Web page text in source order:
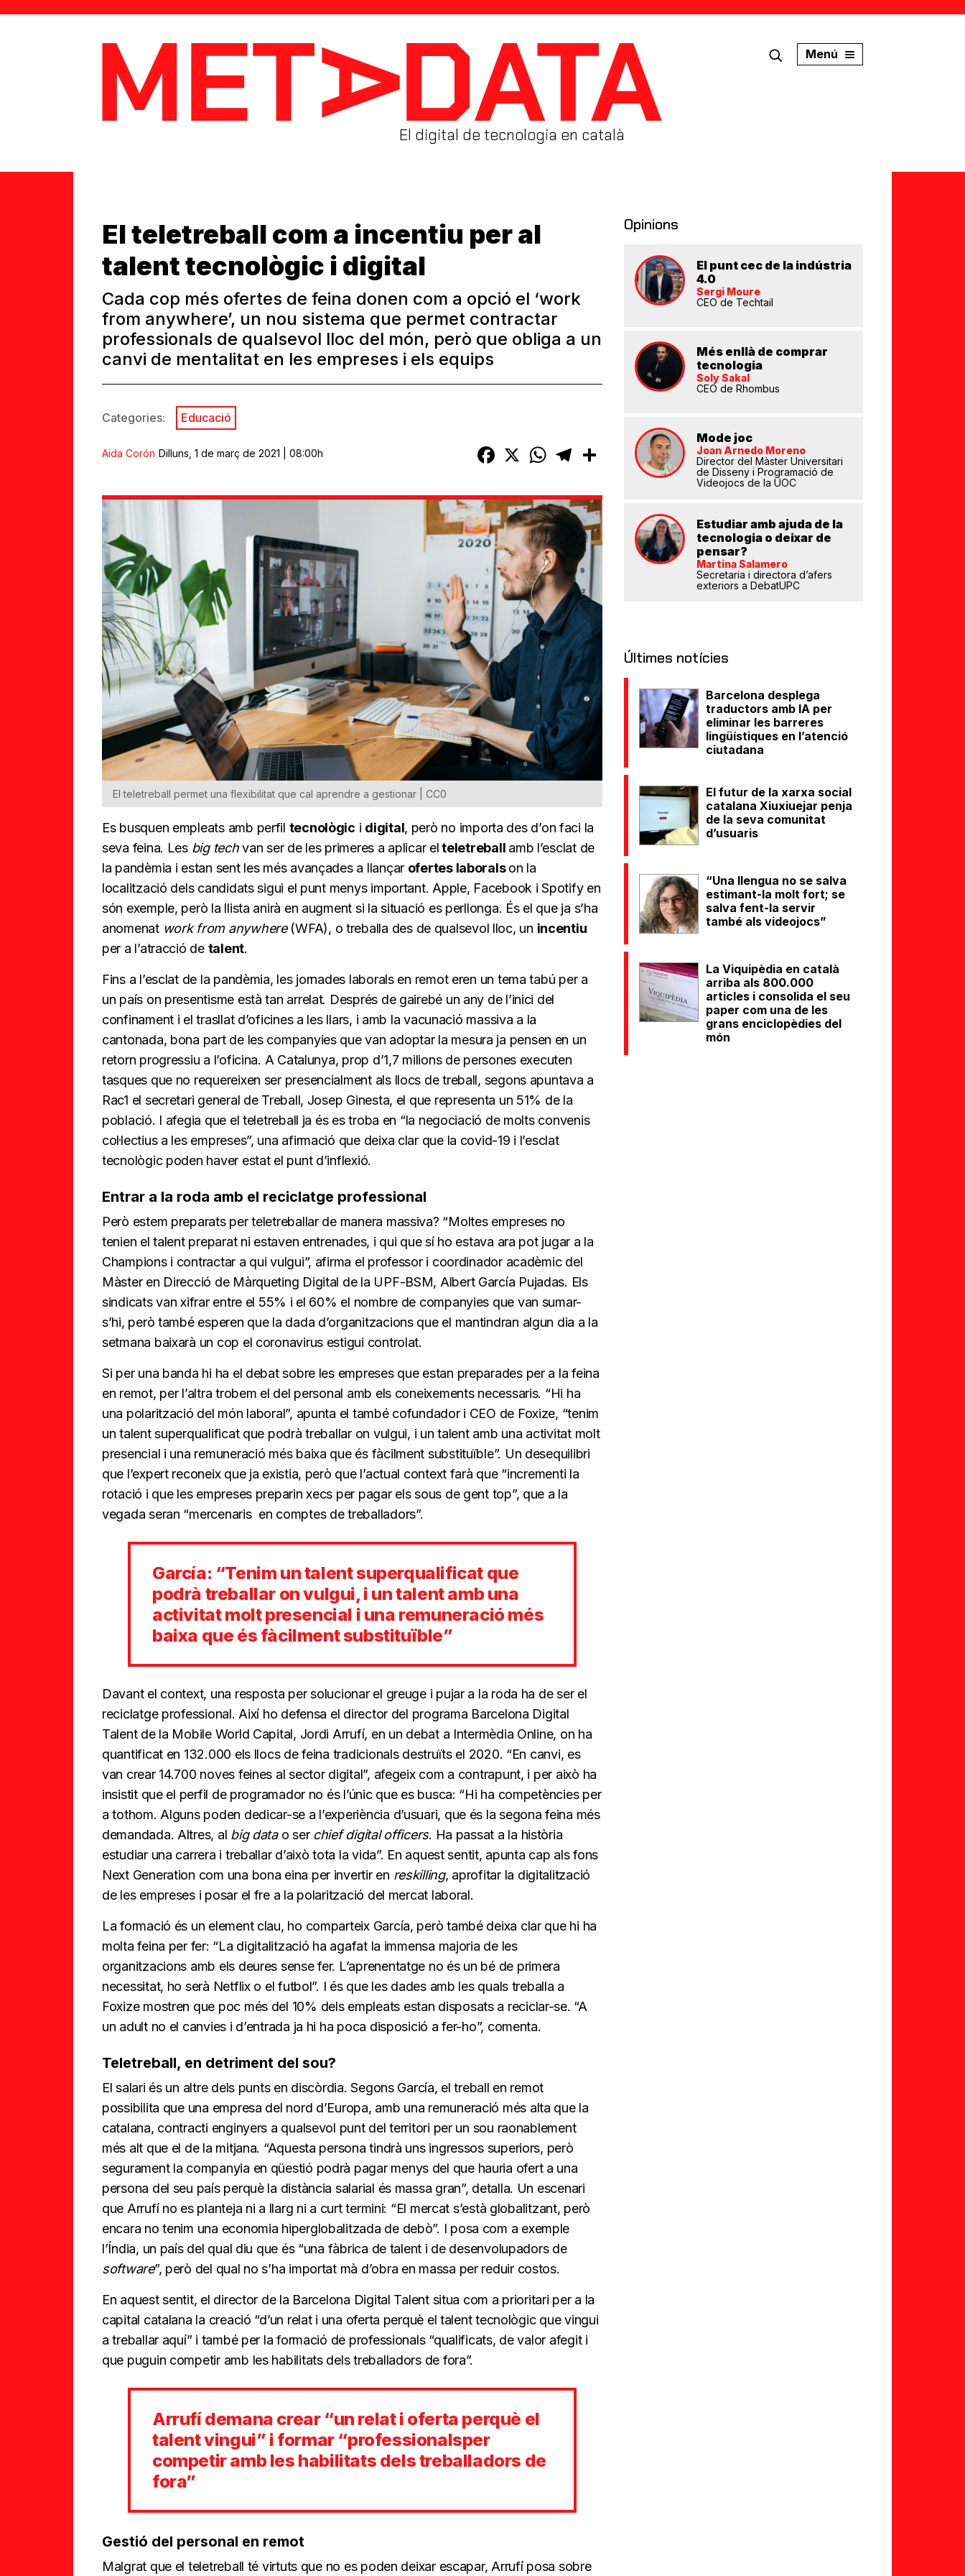
MetaData
El digital de tecnologia en català
Menú
El teletreball com a incentiu per al
talent tecnològic i digital
Cada cop més ofertes de feina donen com a opció el ‘work
from anywhere’, un nou sistema que permet contractar
professionals de qualsevol lloc del món, però que obliga a un
canvi de mentalitat en les empreses i els equips
Categories: Educació
Aida Corón Dilluns, 1 de març de 2021 | 08:00h Facebook
X WhatsAppTelegramComparteix
El teletreball permet una flexibilitat que cal aprendre a gestionar | CC0
Es busquen empleats amb perfil tecnològic i digital, però no importa des d’on faci la
seva feina. Les big techvan ser de les primeres a aplicar elteletreball amb l’esclat de
la pandèmia i estan sent les més avançades a llançar ofertes laboralson la
localització dels candidats sigui el punt menys important. Apple, Facebook i Spotify en
són exemple, però la llista anirà en augment si la situació es perllonga. És el que ja s’ha
anomenat work from anywhere(WFA), o treballa des de qualsevol lloc, un incentiu
per a l’atracció de talent.
Fins a l’esclat de la pandèmia, les jornades laborals en remot eren un tema tabú per a
un país on presentisme està tan arrelat. Després de gairebé un any de l’inici del
confinament i el trasllat d’oficines a les llars, i amb la vacunació massiva a la
cantonada, bona part de les companyies que van adoptar la mesura ja pensen en un
retorn progressiu a l’oficina. A Catalunya, prop d’1,7 milions de persones executen
tasques que no requereixen ser presencialment als llocs de treball, segons apuntava a
Rac1 el secretari general de Treball, Josep Ginesta, el que representa un 51% de la
població. I afegia que el teletreball ja és es troba en “la negociació de molts convenis
col·lectius a les empreses”, una afirmació que deixa clar que la covid-19 i l’esclat
tecnològic poden haver estat el punt d’inflexió.
Entrar a la roda amb el reciclatge professional
Però estem preparats per teletreballar de manera massiva? “Moltes empreses no
tenien el talent preparat ni estaven entrenades, i qui que sí ho estava ara pot jugar a la
Champions i contractar a qui vulgui”, afirma el professor i coordinador acadèmic del
Màster en Direcció de Màrqueting Digital de la UPF-BSM, Albert García Pujadas. Els
sindicats van xifrar entre el 55% i el 60% el nombre de companyies que van sumar-
s’hi, però també esperen que la dada d’organitzacions que el mantindran algun dia a la
setmana baixarà un cop el coronavirus estigui controlat.
Si per una banda hi ha el debat sobre les empreses que estan preparades per a la feina
en remot, per l’altra trobem el del personal amb els coneixements necessaris. “Hi ha
una polarització del món laboral”, apunta el també cofundador i CEO de Foxize, “tenim
un talent superqualificat que podrà treballar on vulgui, i un talent amb una activitat molt
presencial i una remuneració més baixa que és fàcilment substituïble”. Un desequilibri
que l’expert reconeix que ja existia, però que l’actual context farà que “incrementi la
rotació i que les empreses preparin xecs per pagar els sous de gent top”, que a la
vegada seran “mercenaris en comptes de treballadors”.
García: “Tenim un talent superqualificat que
podrà treballar on vulgui, i un talent amb una
activitat molt presencial i una remuneració més
baixa que és fàcilment substituïble”
Davant el context, una resposta per solucionar el greuge i pujar a la roda ha de ser el
reciclatge professional. Així ho defensa el director del programa Barcelona Digital
Talent de la Mobile World Capital, Jordi Arrufí, en un debat a Intermèdia Online, on ha
quantificat en 132.000 els llocs de feina tradicionals destruïts el 2020. “En canvi, es
van crear 14.700 noves feines al sector digital”, afegeix com a contrapunt, i per això ha
insistit que el perfil de programador no és l’únic que es busca: “Hi ha competències per
a tothom. Alguns poden dedicar-se a l’experiència d’usuari, que és la segona feina més
demandada. Altres, al big datao ser chief digital officers. Ha passat a la història
estudiar una carrera i treballar d’això tota la vida”. En aquest sentit, apunta cap als fons
Next Generation com una bona eina per invertir en reskilling, aprofitar la digitalització
de les empreses i posar el fre a la polarització del mercat laboral.
La formació és un element clau, ho comparteix García, però també deixa clar que hi ha
molta feina per fer: “La digitalització ha agafat la immensa majoria de les
organitzacions amb els deures sense fer. L’aprenentatge no és un bé de primera
necessitat, ho serà Netflix o el futbol”. I és que les dades amb les quals treballa a
Foxize mostren que poc més del 10% dels empleats estan disposats a reciclar-se. “A
un adult no el canvies i d’entrada ja hi ha poca disposició a fer-ho”, comenta.
Teletreball, en detriment del sou?
El salari és un altre dels punts en discòrdia. Segons García, el treball en remot
possibilita que una empresa del nord d’Europa, amb una remuneració més alta que la
catalana, contracti enginyers a qualsevol punt del territori per un sou raonablement
més alt que el de la mitjana. “Aquesta persona tindrà uns ingressos superiors, però
segurament la companyia en qüestió podrà pagar menys del que hauria ofert a una
persona del seu país perquè la distància salarial és massa gran”, detalla. Un escenari
que Arrufí no es planteja ni a llarg ni a curt termini: “El mercat s’està globalitzant, però
encara no tenim una economia hiperglobalitzada de debò”. I posa com a exemple
l’Índia, un país del qual diu que és “una fàbrica de talent i de desenvolupadors de
software”, però del qual no s’ha importat mà d’obra en massa per reduir costos.
En aquest sentit, el director de la Barcelona Digital Talent situa com a prioritari per a la
capital catalana la creació “d’un relat i una oferta perquè el talent tecnològic que vingui
a treballar aquí” i també per la formació de professionals “qualificats, de valor afegit i
que puguin competir amb les habilitats dels treballadors de fora”.
Arrufí demana crear “un relat i oferta perquè el
talent vingui” i formar “professionalsper
competir amb les habilitats dels treballadors de
fora”
Gestió del personal en remot
Malgrat que el teletreball té virtuts que no es poden deixar escapar, Arrufí posa sobre
Opinions
El punt cec de la indústria
4.0
Sergi Moure
CEO de Techtail
Més enllà de comprar
tecnologia
Soly Sakal
CEO de Rhombus
Mode joc
Joan Arnedo Moreno
Director del Màster Universitari
de Disseny i Programació de
Videojocs de la UOC
Estudiar amb ajuda de la
tecnologia o deixar de
pensar?
Martina Salamero
Secretaria i directora d’afers
exteriors a DebatUPC
Últimes notícies
Barcelona desplega
traductors amb IA per
eliminar les barreres
lingüístiques en l’atenció
ciutadana
El futur de la xarxa social
catalana Xiuxiuejar penja
de la seva comunitat
d’usuaris
“Una llengua no se salva
estimant-la molt fort; se
salva fent-la servir
també als videojocs”
La Viquipèdia en català
arriba als 800.000
articles i consolida el seu
paper com una de les
grans enciclopèdies del
món